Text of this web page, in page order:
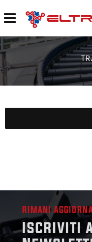
Open
RIMANI
Iscriviti